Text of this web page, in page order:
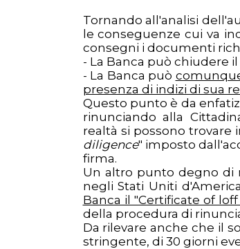
Tornando all'analisi
le conseguenze cui va
consegni i documenti
- La Banca può chiudere
- La Banca può
presenza di indizi di sua
Questo punto è da
rinunciando alla
realtà si possono trovare
diligence" imposto
firma.
Un altro punto degno di
negli Stati Uniti
Banca il "Certificate of
della procedura di
Da rilevare anche che il
stringente, di 30 giorni